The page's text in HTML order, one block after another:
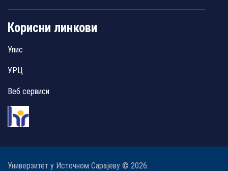
Корисни линкови
Упис
УРЦ
Веб сервиси
Универзитет у Источном Сарајеву © 2026.